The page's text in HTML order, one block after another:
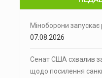
Міноборони
07.08.2026
Сенат США схвалив
щодо посилення